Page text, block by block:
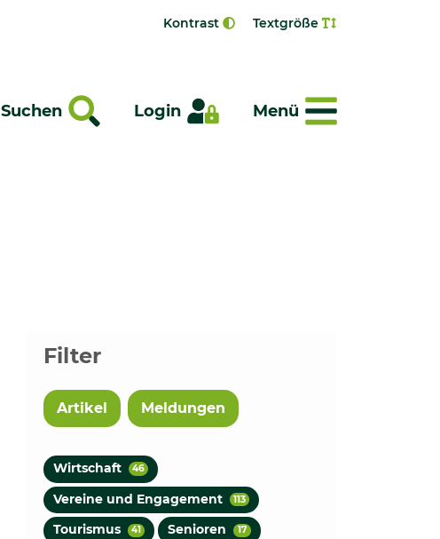
Kontrast Textgröße
Suchen Login Menü
Menü
Filter
Artikel Meldungen
Wirtschaft 46
Vereine und Engagement 113
Tourismus 41 Senioren 17